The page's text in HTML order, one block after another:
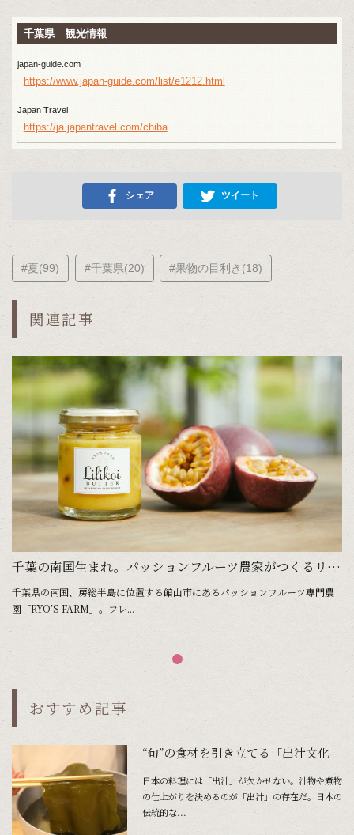
千葉県 観光情報
japan-guide.com
https://www.japan-guide.com/list/e1212.html
Japan Travel
https://ja.japantravel.com/chiba
シェア ツイート
#夏(99) #千葉県(20) #果物の目利き(18)
関連記事
千葉の南国生まれ。パッションフルーツ農家がつくるリリコイバター
千葉県の南国、房総半島に位置する館山市にあるパッションフルーツ専門農
園「RYO’S FARM」。フレ...
おすすめ記事
“旬”の食材を引き立てる「出汁文化」
日本の料理には「出汁」が欠かせない。汁物や煮物
の仕上がりを決めるのが「出汁」の存在だ。日本の
伝統的な...